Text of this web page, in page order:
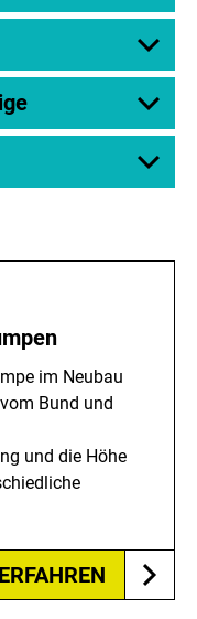
im Neubau
Bund und
und die Höhe